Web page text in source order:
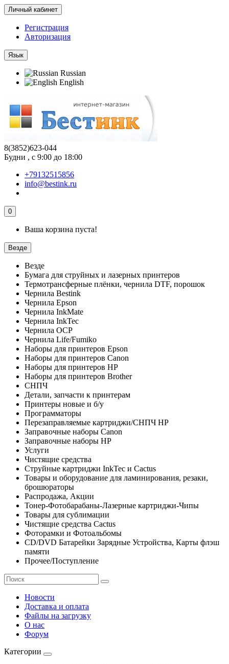
Личный кабинет
Регистрация
Авторизация
Язык
Russian
English
8(3852)623-044
Будни , с 9:00 до 18:00
+79132515856
info@bestink.ru
0
Ваша корзина пуста!
Везде
Везде
Бумага для струйных и лазерных принтеров
Термотрансферные плёнки, чернила DTF, порошок
Чернила Bestink
Чернила Epson
Чернила InkMate
Чернила InkTec
Чернила OCP
Чернила Life/Fumiko
Наборы для принтеров Epson
Наборы для принтеров Canon
Наборы для принтеров HP
Наборы для принтеров Brother
СНПЧ
Детали, запчасти к принтерам
Принтеры новые и б/у
Программаторы
Перезаправляемые картриджи/СНПЧ HP
Заправочные наборы Canon
Заправочные наборы HP
Услуги
Чистящие средства
Струйные картриджи InkTec и Cactus
Товары и оборудование для ламинирования, резаки,
брошюраторы
Распродажа, Акции
Тонер-Фотобарабаны-Лазерные картриджи-Чипы
Товары для сублимации
Чистящие средства Cactus
Фоторамки и Фотоальбомы
CD/DVD Батарейки Зарядные Устройства, Карты флэш
памяти
Прочее/Поступление
Новости
Доставка и оплата
Файлы на загрузку
О нас
Форум
Категории